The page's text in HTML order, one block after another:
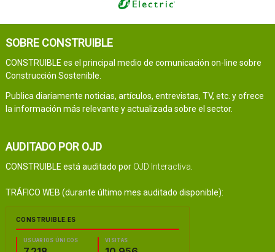
SOBRE CONSTRUIBLE
CONSTRUIBLE es el principal medio de comunicación on-line sobre
Construcción Sostenible.
Publica diariamente noticias, artículos, entrevistas, TV, etc. y ofrece
la información más relevante y actualizada sobre el sector.
AUDITADO POR OJD
CONSTRUIBLE está auditado por OJD Interactiva.
TRÁFICO WEB (durante último mes auditado disponible):